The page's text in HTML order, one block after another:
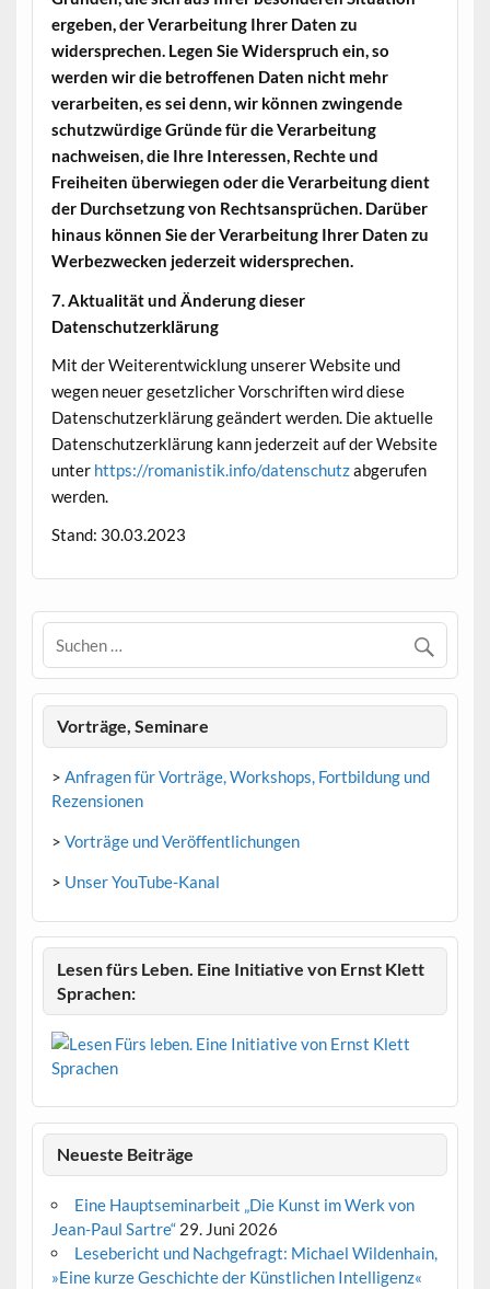
ergeben, der Verarbeitung Ihrer Daten zu
widersprechen. Legen Sie Widerspruch ein, so
werden wir die betroffenen Daten nicht mehr
verarbeiten, es sei denn, wir können zwingende
schutzwürdige Gründe für die Verarbeitung
nachweisen, die Ihre Interessen, Rechte und
Freiheiten überwiegen oder die Verarbeitung dient
der Durchsetzung von Rechtsansprüchen. Darüber
hinaus können Sie der Verarbeitung Ihrer Daten zu
Werbezwecken jederzeit widersprechen.
7. Aktualität und Änderung dieser
Datenschutzerklärung
Mit der Weiterentwicklung unserer Website und
wegen neuer gesetzlicher Vorschriften wird diese
Datenschutzerklärung geändert werden. Die aktuelle
Datenschutzerklärung kann jederzeit auf der Website
unter https://romanistik.info/datenschutzabgerufen
werden.
Stand: 30.03.2023
Vorträge, Seminare
> Anfragen für Vorträge, Workshops, Fortbildung und
Rezensionen
> Vorträge und Veröffentlichungen
> Unser YouTube-Kanal
Lesen fürs Leben. Eine Initiative von Ernst Klett
Sprachen:
Neueste Beiträge
Eine Hauptseminarbeit „Die Kunst im Werk von
Jean-Paul Sartre“ 29. Juni 2026
Lesebericht und Nachgefragt: Michael Wildenhain,
»Eine kurze Geschichte der Künstlichen Intelligenz«